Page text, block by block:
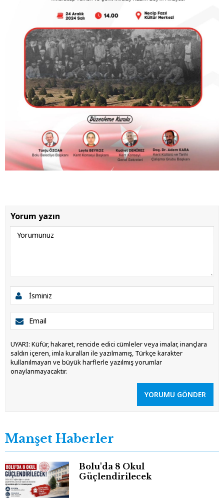
Yorum yazın
UYARI: Küfür, hakaret, rencide edici cümleler veya imalar, inançlara
saldırı içeren, imla kuralları ile yazılmamış, Türkçe karakter
kullanılmayan ve büyük harflerle yazılmış yorumlar
onaylanmayacaktır.
YORUMU GÖNDER
Manşet Haberler
Bolu'da 8 Okul
Güçlendirilecek